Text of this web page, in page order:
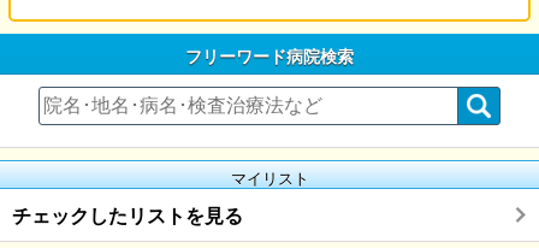
フリーワード病院検索
マイリスト
チェックしたリストを見る